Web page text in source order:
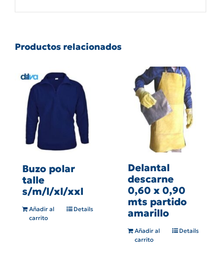
Productos relacionados
Buzo polar
talle
s/m/l/xl/xxl
Añadir al
carrito
Details
Delantal
descarne
0,60 x 0,90
mts partido
amarillo
Añadir al
carrito
Details